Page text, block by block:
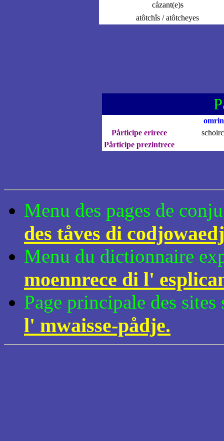
cåzant(e)s
atôtchîs / atôtcheyes
omrin
Pårticipe erirece
schoirc
Pårticipe prezintrece
Menu des pages de
des tåves di
Menu du dictionnaire
moennrece di l'
Page principale des
l' mwaisse-pådje.